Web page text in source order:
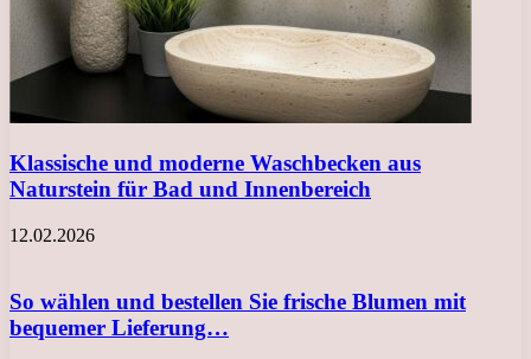
Klassische und moderne Waschbecken aus
Naturstein für Bad und Innenbereich
12.02.2026
So wählen und bestellen Sie frische Blumen mit
bequemer Lieferung…